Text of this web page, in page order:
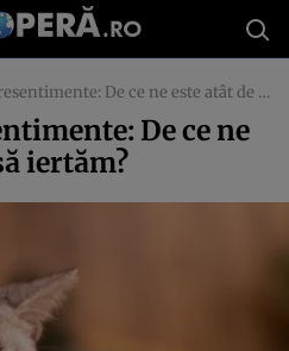
De ce ne este atât de greu să iertăm?
De ce ne
iertăm?